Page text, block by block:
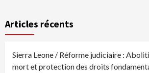
Articles récents
Sierra Leone / Réforme judiciaire :
mort et protection des droits